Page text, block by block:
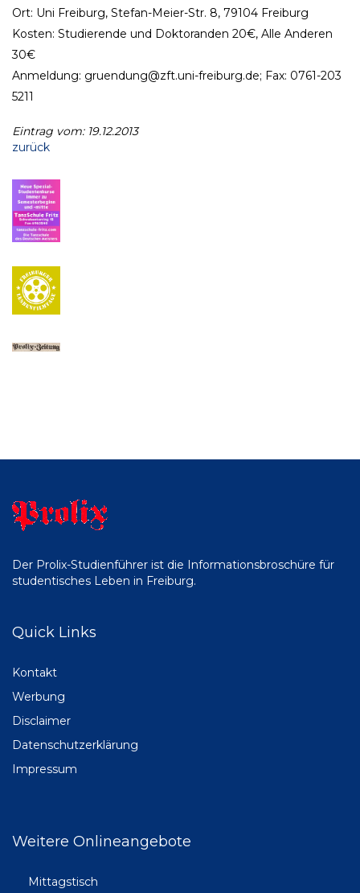
Ort: Uni Freiburg, Stefan-Meier-Str. 8, 79104 Freiburg
Kosten: Studierende und Doktoranden 20€, Alle Anderen
30€
Anmeldung: gruendung@zft.uni-freiburg.de; Fax: 0761-203
5211
Eintrag vom: 19.12.2013
zurück
Der Prolix-Studienführer ist die Informationsbroschüre für
studentisches Leben in Freiburg.
Quick Links
Kontakt
Werbung
Disclaimer
Datenschutzerklärung
Impressum
Weitere Onlineangebote
Mittagstisch